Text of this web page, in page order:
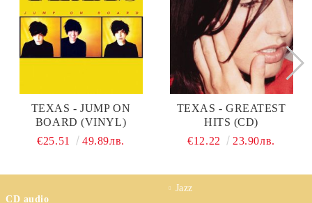
TEXAS - JUMP ON
BOARD (VINYL)
€25.51
49.89лв.
TEXAS - GREATEST
HITS (CD)
€12.22
23.90лв.
CD audio
Jazz